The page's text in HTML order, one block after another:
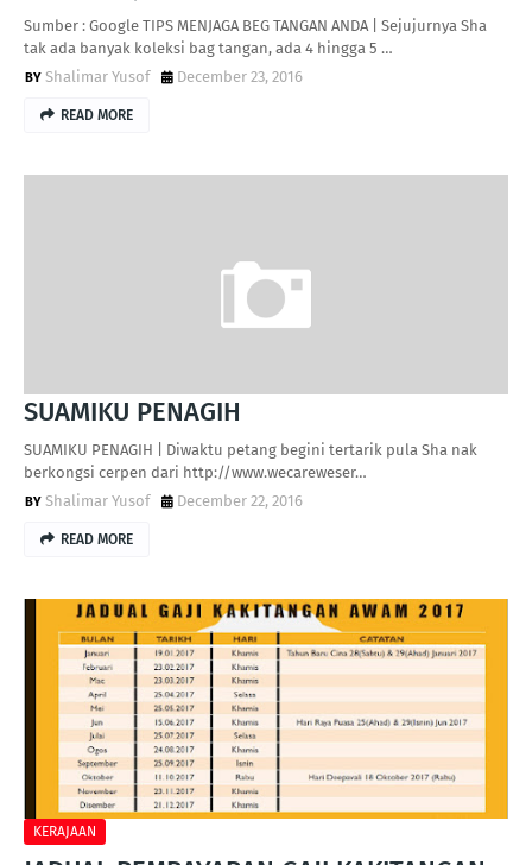
Sumber : Google TIPS MENJAGA BEG TANGAN ANDA | Sejujurnya Sha
tak ada banyak koleksi bag tangan, ada 4 hingga 5 …
Shalimar Yusof
December 23, 2016
READ MORE
SUAMIKU PENAGIH
SUAMIKU PENAGIH | Diwaktu petang begini tertarik pula Sha nak
berkongsi cerpen dari http://www.wecareweser…
Shalimar Yusof
December 22, 2016
READ MORE
KERAJAAN